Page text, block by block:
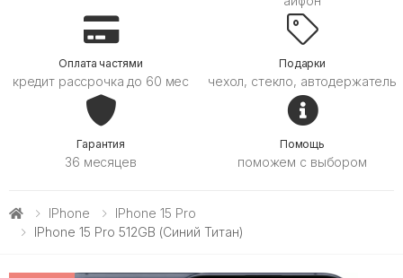
Оплата частями
кредит рассрочка до 60 мес
Подарки
чехол, стекло, автодержатель
Гарантия
36 месяцев
Помощь
поможем с выбором
IPhone
IPhone 15 Pro
IPhone 15 Pro 512GB (синий Титан)